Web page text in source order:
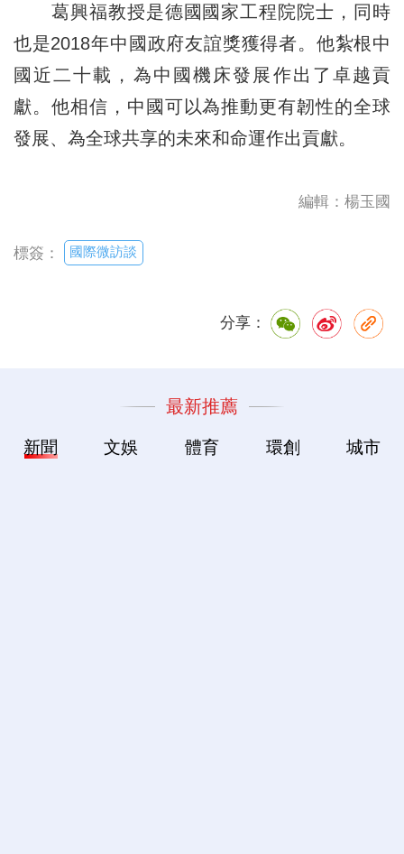
葛興福教授是德國國家工程院院士，同時
也是2018年中國政府友誼獎獲得者。他紮根中
國近二十載，為中國機床發展作出了卓越貢
獻。他相信，中國可以為推動更有韌性的全球
發展、為全球共享的未來和命運作出貢獻。
編輯：楊玉國
標簽： 國際微訪談
分享：
最新推薦
新聞 文娛 體育 環創 城市